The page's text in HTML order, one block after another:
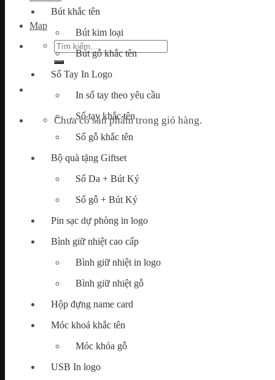
Map
Tìm
kiếm:
Chưa có sản phẩm trong giỏ hàng.
Bút khắc tên
Bút kim loại
Bút gỗ khắc tên
Sổ Tay In Logo
In sổ tay theo yêu cầu
Sổ tay khắc tên
Sổ gỗ khắc tên
Bộ quà tặng Giftset
Sổ Da + Bút Ký
Sổ gỗ + Bút Ký
Pin sạc dự phòng in logo
Bình giữ nhiệt cao cấp
Bình giữ nhiệt in logo
Bình giữ nhiệt gỗ
Hộp đựng name card
Móc khoá khắc tên
Móc khóa gỗ
USB In logo